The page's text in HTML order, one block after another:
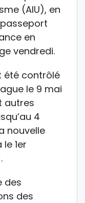
(AIU), en
en
vendredi.
été contrôlé
le 9 mai
autres
4
nouvelle
1er
des
des